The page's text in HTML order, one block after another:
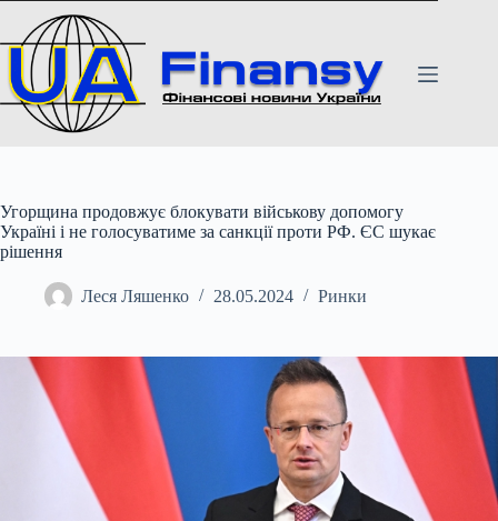
вмісту
Угорщина продовжує блокувати військову допомогу
Україні і не голосуватиме за санкції проти РФ. ЄС шукає
рішення
Леся Ляшенко 28.05.2024 Ринки